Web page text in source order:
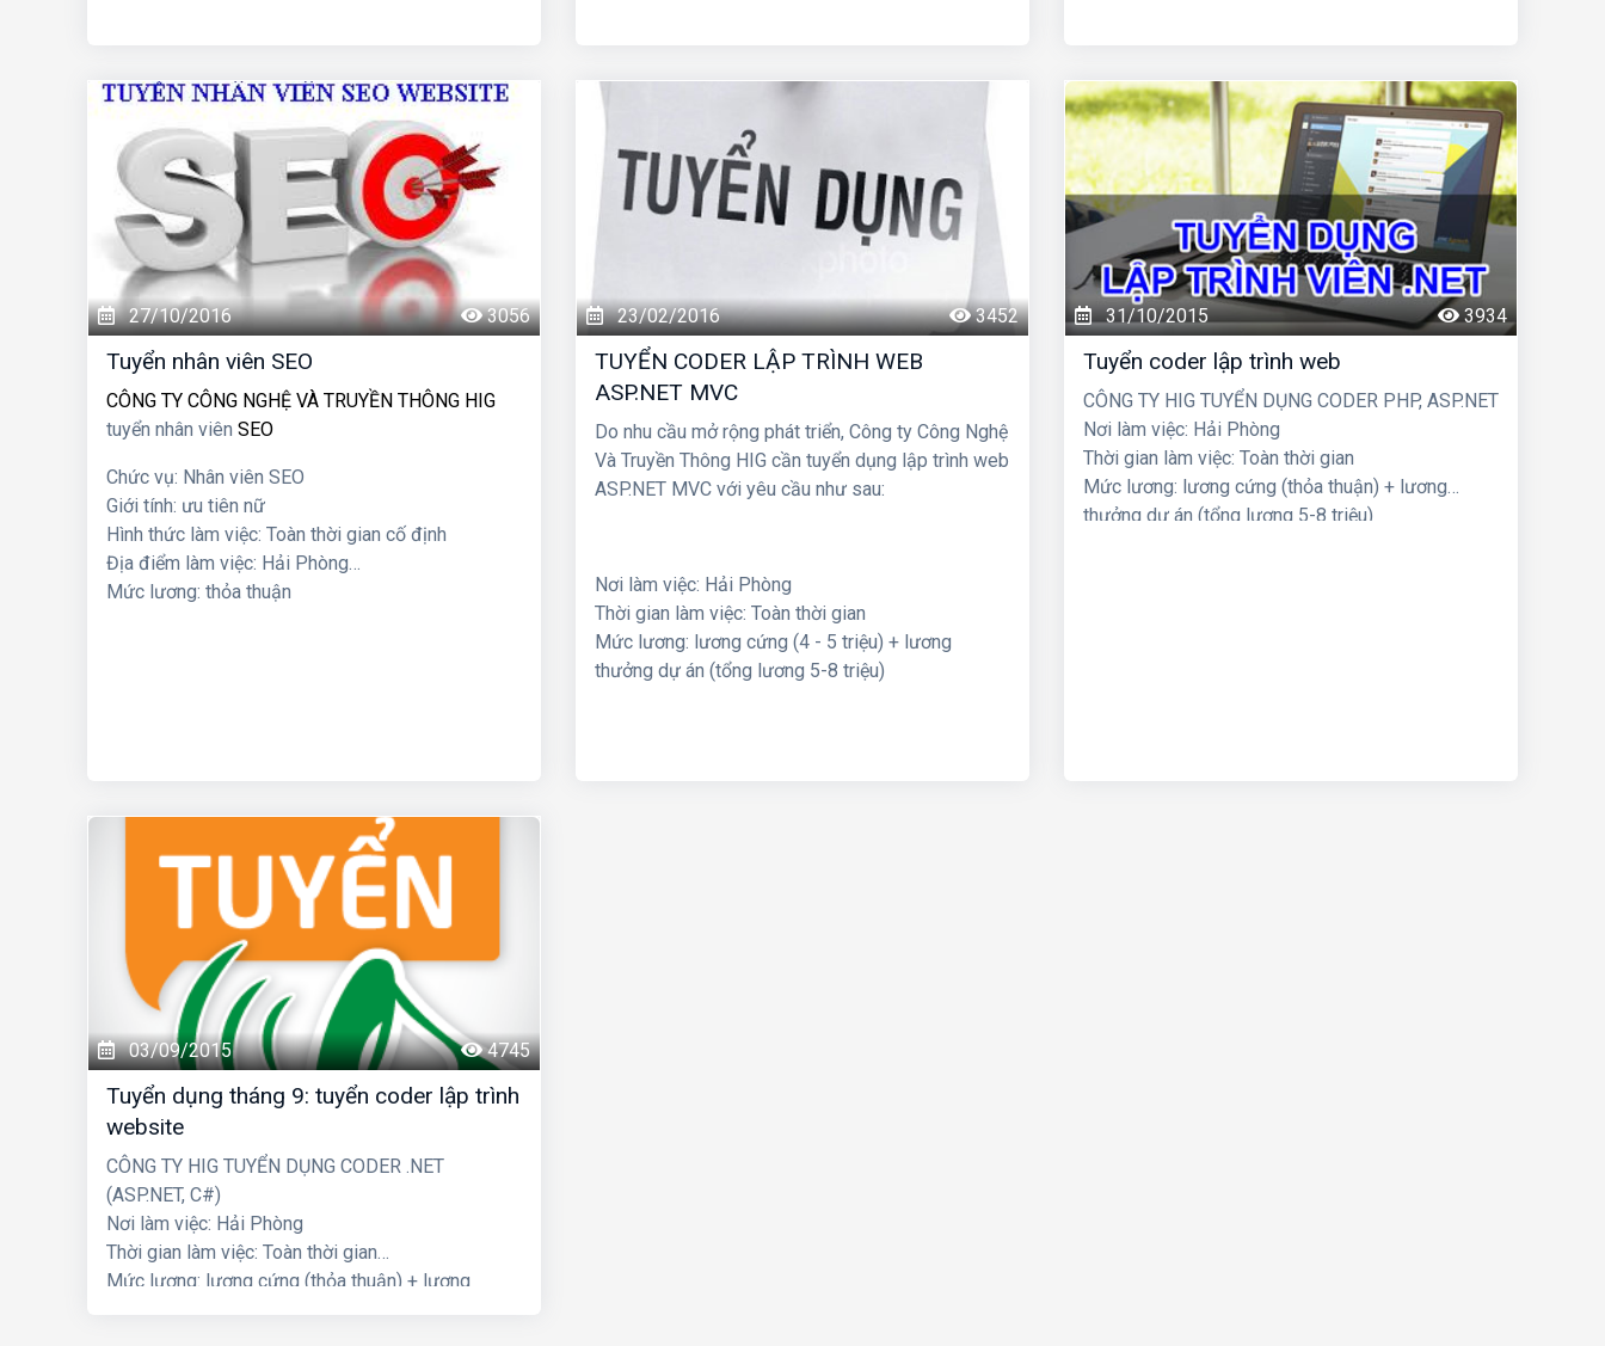
27/10/2016 3056
Tuyển nhân viên SEO
CÔNG TY CÔNG NGHỆ VÀ TRUYỀN THÔNG HIG
tuyển nhân viên SEO
Chức vụ: Nhân viên SEO
Giới tính: ưu tiên nữ
Hình thức làm việc: Toàn thời gian cố định
Địa điểm làm việc: Hải Phòng
Mức lương: thỏa thuận
23/02/2016 3452
TUYỂN CODER LẬP TRÌNH WEB
ASP.NET MVC
Do nhu cầu mở rộng phát triển, Công ty Công Nghệ
Và Truyền Thông HIG cần tuyển dụng lập trình web
ASP.NET MVC với yêu cầu như sau:
Nơi làm việc: Hải Phòng
Thời gian làm việc: Toàn thời gian
Mức lương: lương cứng (4 - 5 triệu) + lương
thưởng dự án (tổng lương 5-8 triệu)
31/10/2015 3934
Tuyển coder lập trình web
CÔNG TY HIG TUYỂN DỤNG CODER PHP, ASP.NET
Nơi làm việc: Hải Phòng
Thời gian làm việc: Toàn thời gian
Mức lương: lương cứng (thỏa thuận) + lương
thưởng dự án (tổng lương 5-8 triệu)
03/09/2015 4745
Tuyển dụng tháng 9: tuyển coder lập trình
website
CÔNG TY HIG TUYỂN DỤNG CODER .NET
(ASP.NET, C#)
Nơi làm việc: Hải Phòng
Thời gian làm việc: Toàn thời gian
Mức lương: lương cứng (thỏa thuận) + lương